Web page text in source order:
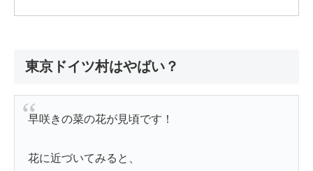
東京ドイツ村はやばい？
早咲きの菜の花が見頃です！
花に近づいてみると、